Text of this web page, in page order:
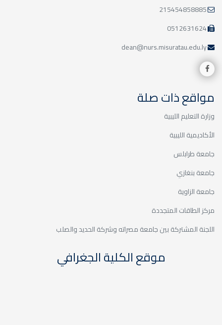
215454858885
0512631624
dean@nurs.misuratau.edu.ly
مواقع ذات صلة
وزارة التعليم الليبية
الأكاديمية الليبية
جامعة طرابلس
جامعة بنغازي
جامعة الزاوية
مركز الطاقات المتجددة
اللجنة المشتركة بين جامعة مصراته وشركة الحديد والصلب
موقع الكلية الجغرافي